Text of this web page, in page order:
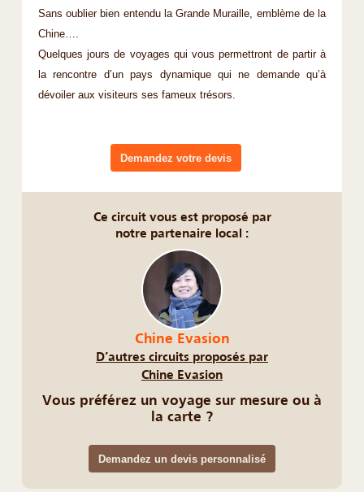
Sans oublier bien entendu la Grande Muraille, emblème de la
Chine….
Quelques jours de voyages qui vous permettront de partir à
la rencontre d’un pays dynamique qui ne demande qu’à
dévoiler aux visiteurs ses fameux trésors.
Demandez votre devis
Ce circuit vous est proposé par
notre partenaire local :
Chine Evasion
D’autres circuits proposés par
Chine Evasion
Vous préférez un voyage sur mesure ou à
la carte ?
Demandez un devis personnalisé